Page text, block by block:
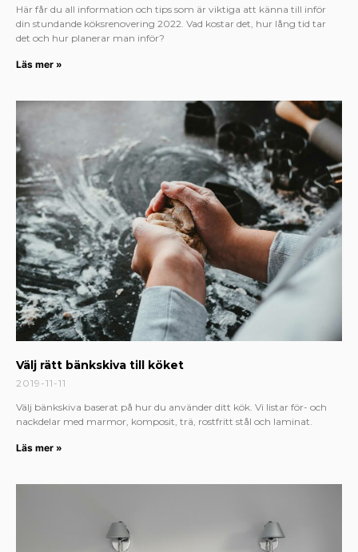
Här får du all information och tips som är viktiga att känna till inför
din stundande köksrenovering 2022. Vad kostar det, hur lång tid tar
det och hur planerar man inför?
Läs mer »
Välj rätt bänkskiva till köket
2019-11-11
Välj bänkskiva baserat på hur du använder ditt kök. Vi listar för- och
nackdelar med marmor, komposit, trä, rostfritt stål och laminat.
Läs mer »